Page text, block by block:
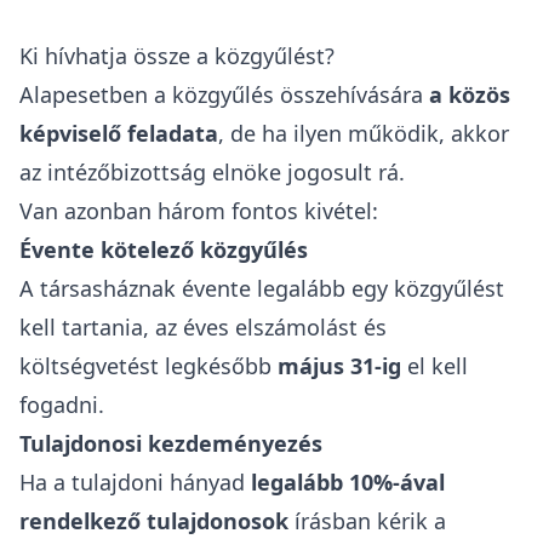
Ki hívhatja össze a közgyűlést?
Alapesetben a közgyűlés összehívására a közös
képviselő feladata, de ha ilyen működik, akkor
az intézőbizottság elnöke jogosult rá.
Van azonban három fontos kivétel:
Évente kötelező közgyűlés
A társasháznak évente legalább egy közgyűlést
kell tartania, az éves elszámolást és
költségvetést legkésőbb május 31-ig el kell
fogadni.
Tulajdonosi kezdeményezés
Ha a tulajdoni hányad legalább 10%-ával
rendelkező tulajdonosok írásban kérik a